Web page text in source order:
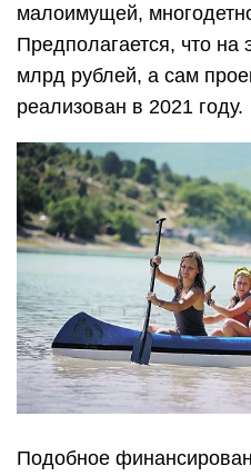
малоимущей,
Предполагается, что на
млрд рублей, а сам
реализован в 2021 году.
Подобное